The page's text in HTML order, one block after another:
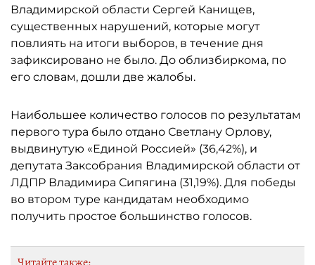
Владимирской области Сергей Канищев,
существенных нарушений, которые могут
повлиять на итоги выборов, в течение дня
зафиксировано не было. До облизбиркома, по
его словам, дошли две жалобы.
Наибольшее количество голосов по результатам
первого тура было отдано Светлану Орлову,
выдвинутую «Единой Россией» (36,42%), и
депутата Заксобрания Владимирской области от
ЛДПР Владимира Сипягина (31,19%). Для победы
во втором туре кандидатам необходимо
получить простое большинство голосов.